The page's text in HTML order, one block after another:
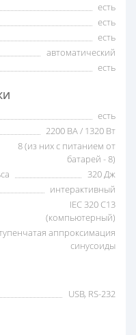
есть
есть
есть
автоматический
есть
есть
2200 ВА / 1320 Вт
8 (из них с питанием от
батарей - 8)
320 Дж
интерактивный
IEC 320 C13
(компьютерный)
аппроксимация
синусоиды
USB, RS-232